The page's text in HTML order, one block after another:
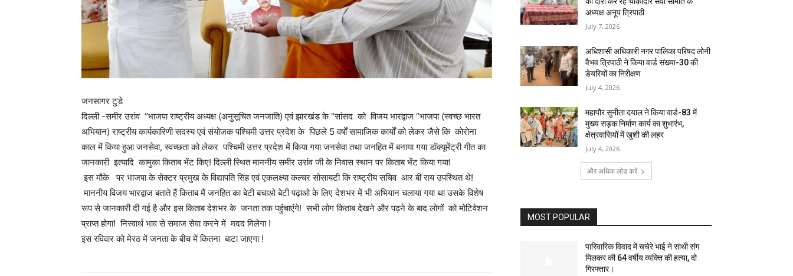
जनसागर टुडे
दिल्ली -समीर उरांव “भाजपा राष्ट्रीय अध्यक्ष (अनुसूचित जनजाति) एवं झारखंड के “सांसद को विजय भारद्वाज “भाजपा (स्वच्छ भारत
अभियान) राष्ट्रीय कार्यकारिणी सदस्य एवं संयोजक पश्चिमी उत्तर प्रदेश के पिछले 5 वर्षों सामाजिक कार्यों को लेकर जैसे कि कोरोना
काल में किया हुआ जनसेवा, स्वच्छता को लेकर पश्चिमी उत्तर प्रदेश में किया गया जनसेवा तथा जनहित में बनाया गया डॉक्यूमेंट्री गीत का
जानकारी इत्यादि कामुका किताब भेंट किए! दिल्ली स्थित माननीय समीर उरांव जी के निवास स्थान पर किताब भेंट किया गया!
इस मौके पर भाजपा के सेक्टर प्रमुख के विद्यापति सिंह एवं एकलक्ष्या कल्चर सोसायटी कि राष्ट्रीय सचिव आर बी राय उपस्थित थे!
माननीय विजय भारद्वाज बताते हैं किताब मैं जनहित का बेटी बचाओ बेटी पढ़ाओ के लिए देशभर में भी अभियान चलाया गया था उसके विशेष
रूप से जानकारी दी गई है और इस किताब देशभर के जनता तक पहुंचाएंगे! सभी लोग किताब देखने और पढ़ने के बाद लोगों को मोटिवेशन
प्राप्त होगा! निस्वार्थ भाव से समाज सेवा करने में मदद मिलेगा !
इस रविवार को मेरठ में जनता के बीच में कितना बाटा जाएगा !
अध्यक्ष अनूप त्रिपाठी
July 7, 2026
अधिशासी अधिकारी नगर पालिका परिषद लोनी
वैभव त्रिपाठी ने किया वार्ड संख्या-30 की
डेयरियों का निरीक्षण
July 4, 2026
महापौर सुनीता दयाल ने किया वार्ड-83 में
मुख्य सड़क निर्माण कार्य का शुभारंभ,
क्षेत्रवासियों में खुशी की लहर
July 4, 2026
और अधिक लोड करें
MOST POPULAR
पारिवारिक विवाद में चचेरे भाई ने साथी संग
मिलकर की 64 वर्षीय व्यक्ति की हत्या, दो
गिरफ्तार।